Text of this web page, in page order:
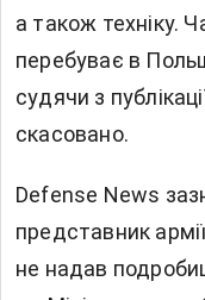
а також техніку.
перебуває в
судячи з
скасовано.
Defense News
представник
не надав